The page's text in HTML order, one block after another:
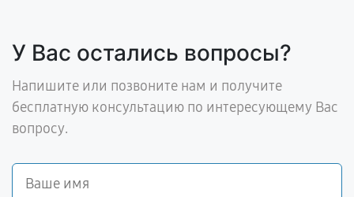
У Вас остались вопросы?
Напишите или позвоните нам и получите
бесплатную консультацию по интересующему Вас
вопросу.